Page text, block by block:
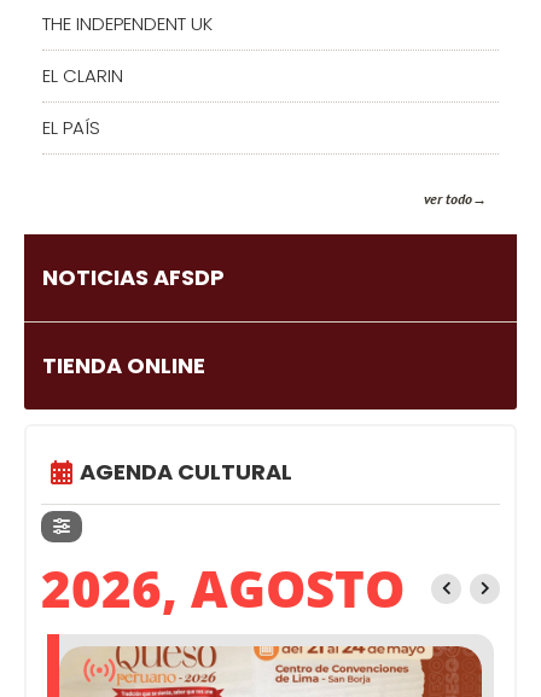
THE INDEPENDENT UK
EL CLARIN
EL PAÍS
ver todo
NOTICIAS AFSDP
TIENDA ONLINE
AGENDA CULTURAL
2026, AGOSTO